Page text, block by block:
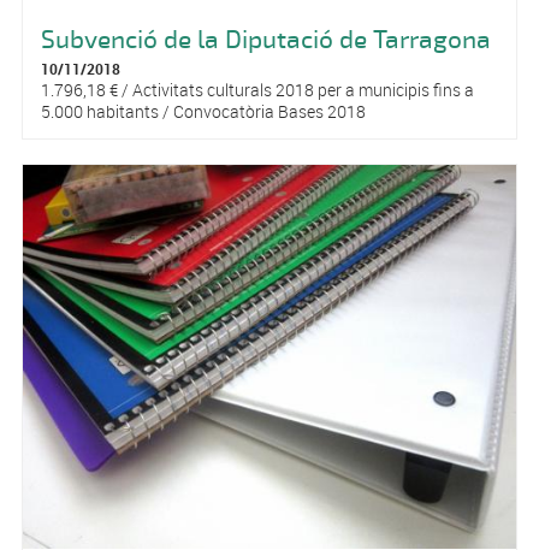
Subvenció de la Diputació de Tarragona
10/11/2018
1.796,18 € / Activitats culturals 2018 per a municipis fins a
5.000 habitants / Convocatòria Bases 2018